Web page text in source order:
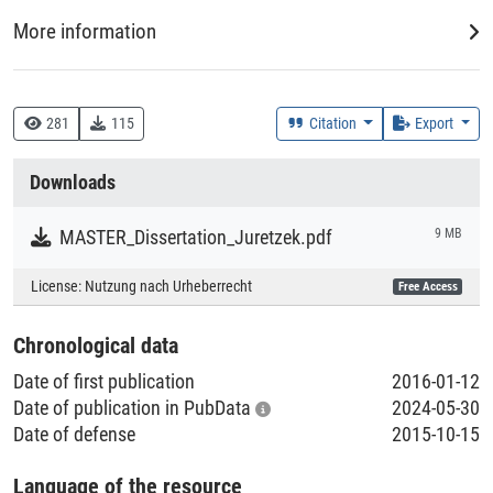
281 115 Citation Export
Downloads
MASTER_Dissertation_Juretzek.pdf 9 MB
License: Nutzung nach Urheberrecht Free Access
Chronological data
Date of first publication
2016-01-12
Date of publication in PubData
2024-05-30
Date of defense
2015-10-15
Language of the resource
Rahmenbedingungen im Unternehmen. Im Ergebnis wird ein
werden entsprechende Handlungsempfehlungen gegeben.
Der erarbeitete CS-Dilemmata-Kompetenz-Atlas stellt
erfolgreicheren Umsetzung von Nachhaltigkeitsstrategien
More information
333.7 :: Natürliche Ressourcen, Energie und Umwelt
Creation Context
Collections
Literaturpublikationen